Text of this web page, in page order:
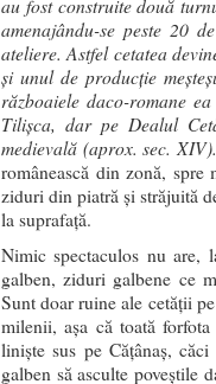
au fost construite două
amenajându-se peste 20
ateliere. Astfel cetatea
și unul de producție
războaiele daco-romane
Tilișca, dar pe Dealul
medievală (aprox. sec. XIV).
românească din zonă,
ziduri din piatră și străjuită
la suprafață.
Nimic spectaculos nu are,
galben, ziduri galbene ce
Sunt doar ruine ale cetăţii
milenii, aşa că toată
linişte sus pe Căţânaş,
galben să asculte poveştile